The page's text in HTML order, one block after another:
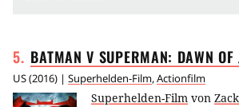
5. BATMAN V SUPERMAN: DAWN OF
US(2016) | Superhelden-Film,Actionfilm
Superhelden-Film von